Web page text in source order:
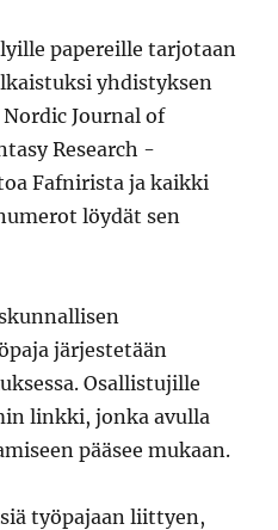
papereille tarjotaan
yhdistyksen
Journal of
Research -
Fafnirista ja kaikki
löydät sen
järjestetään
Osallistujille
linkki, jonka avulla
pääsee mukaan.
työpajaan liittyen,